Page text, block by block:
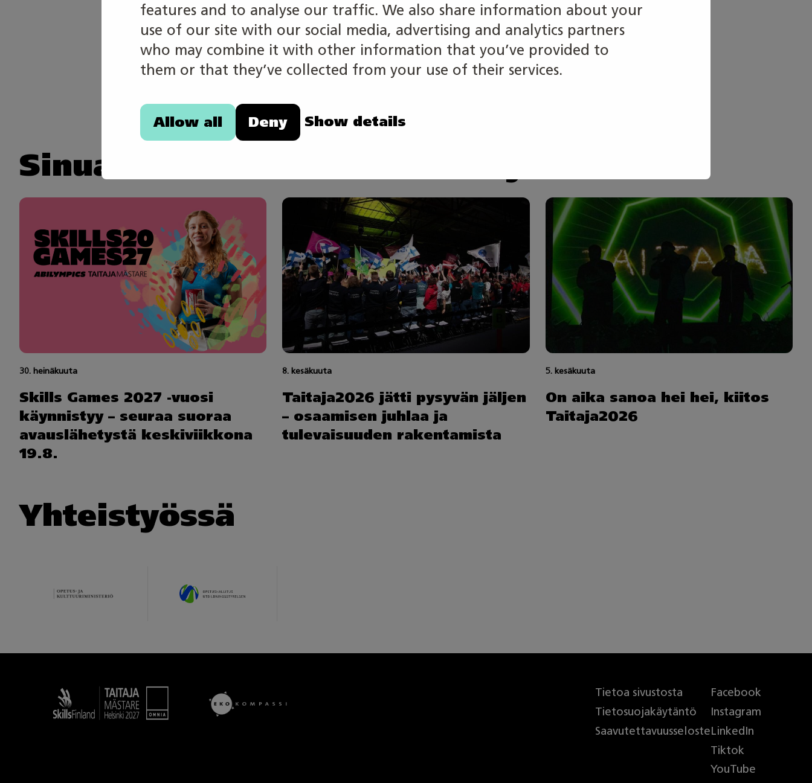
features and to analyse our traffic. We also share information about your
use of our site with our social media, advertising and analytics partners
who may combine it with other information that you’ve provided to
them or that they’ve collected from your use of their services.
Allow all Deny Show details
Jaa artikkeli
TWITTER FACEBOOK LINKEDIN
Sinua saattaisi kiinnostaa myös
30. heinäkuuta
Skills Games 2027 -vuosi
käynnistyy – seuraa suoraa
avauslähetystä keskiviikkona
19.8.
8. kesäkuuta
Taitaja2026 jätti pysyvän jäljen
– osaamisen juhlaa ja
tulevaisuuden rakentamista
5. kesäkuuta
On aika sanoa hei hei, kiitos
Taitaja2026
Yhteistyössä
Taitaja
Tietoa sivustosta
Tietosuojakäytäntö
Saavutettavuusseloste
Facebook
Instagram
LinkedIn
Tiktok
YouTube